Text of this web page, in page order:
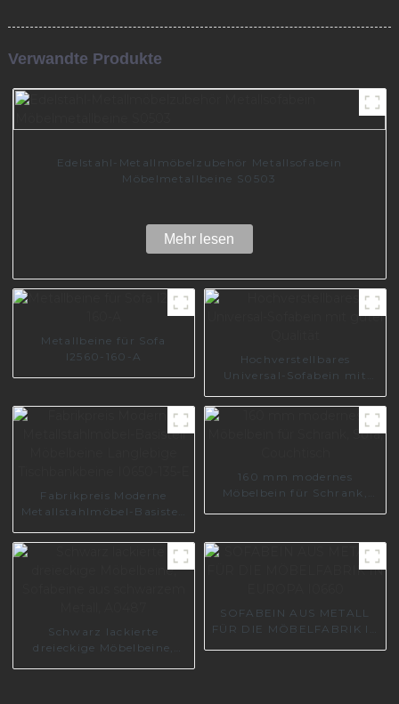
Verwandte Produkte
Edelstahl-Metallmöbelzubehör Metallsofabein
Möbelmetallbeine S0503
Mehr lesen
Metallbeine für Sofa
I2560-160-A
Hochverstellbares
Universal-Sofabein mit
Fabrikpreis Moderne
Metallstahlmöbel-Basisteil
Tischbankbeine I0650-135-
160 mm modernes
Möbelbein für Schrank,
Schwarz lackierte
dreieckige Möbelbeine,
SOFABEIN AUS METALL
FÜR DIE MÖBELFABRIK IN